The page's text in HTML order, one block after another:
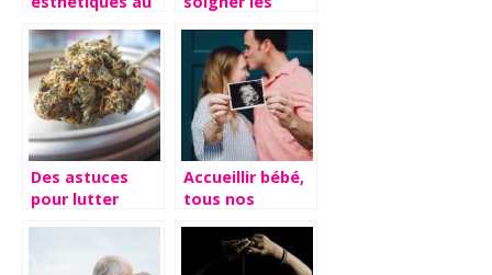
image
au lit
Des astuces
pour lutter
Accueillir bébé,
tous nos